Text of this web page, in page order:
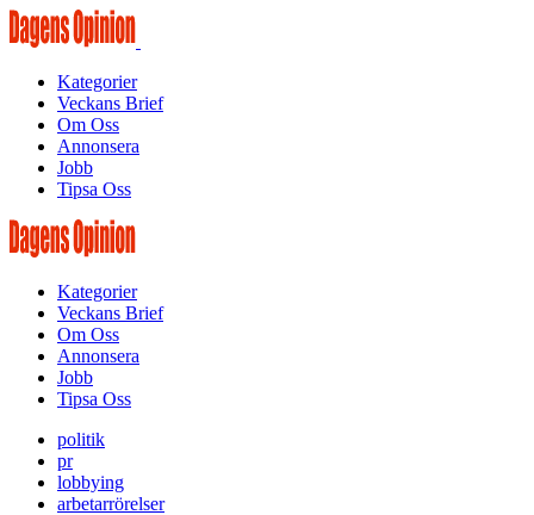
Kategorier
Veckans Brief
Om Oss
Annonsera
Jobb
Tipsa Oss
Kategorier
Veckans Brief
Om Oss
Annonsera
Jobb
Tipsa Oss
politik
pr
lobbying
arbetarrörelser